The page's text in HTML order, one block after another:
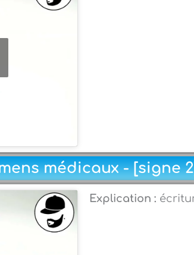
médicaux - [signe
Explication :